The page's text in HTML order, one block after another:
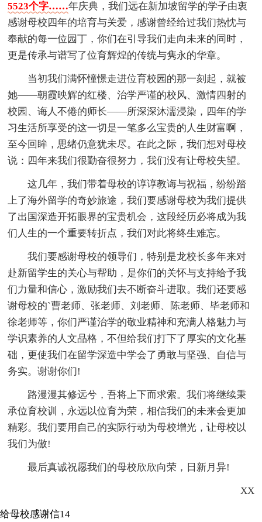
5523个字……年庆典，我们远在新加坡留学的学子由衷
感谢母校四年的培育与关爱，感谢曾经给过我们热忱与
奉献的每一位园丁，你们在引导我们走向未来的同时，
更是传承与谱写了位育辉煌的传统与隽永的华章。
当初我们满怀憧憬走进位育校园的那一刻起，就被
她——朝霞映辉的红楼、治学严谨的校风、激情四射的
校园、诲人不倦的师长——所深深沐濡浸染，四年的学
习生活所享受的这一切是一笔多么宝贵的人生财富啊，
至今回眸，思绪仍意犹未尽。在此之际，我们想对母校
说：四年来我们很勤奋很努力，我们没有让母校失望。
这几年，我们带着母校的谆谆教诲与祝福，纷纷踏
上了海外留学的奇妙旅途，我们要感谢母校为我们提供
了出国深造开拓眼界的宝贵机会，这段经历必将成为我
们人生的一个重要转折点，我们对此将终生难忘。
我们要感谢母校的领导们，特别是龙校长多年来对
赴新留学生的关心与帮助，是你们的关怀与支持给予我
们力量和信心，激励我们去不断奋斗进取。我们还要感
谢母校的`曹老师、张老师、刘老师、陈老师、毕老师和
徐老师等，你们严谨治学的敬业精神和充满人格魅力与
学识素养的人文品格，不但给我们打下了厚实的文化基
础，更使我们在留学深造中学会了勇敢与坚强、自信与
务实。谢谢你们!
路漫漫其修远兮，吾将上下而求索。我们将继续秉
承位育校训，永远以位育为荣，相信我们的未来会更加
精彩。我们要用自己的实际行动为母校增光，让母校以
我们为傲!
最后真诚祝愿我们的母校欣欣向荣，日新月异!
XX
给母校感谢信14